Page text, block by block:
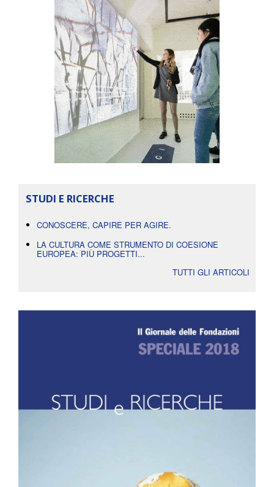
STUDI E RICERCHE
CONOSCERE, CAPIRE PER AGIRE.
LA CULTURA COME STRUMENTO DI COESIONE
EUROPEA: PIÙ PROGETTI...
TUTTI GLI ARTICOLI